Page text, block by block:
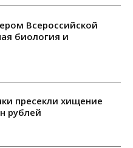
Всероссийской
биология и
пресекли хищение
рублей